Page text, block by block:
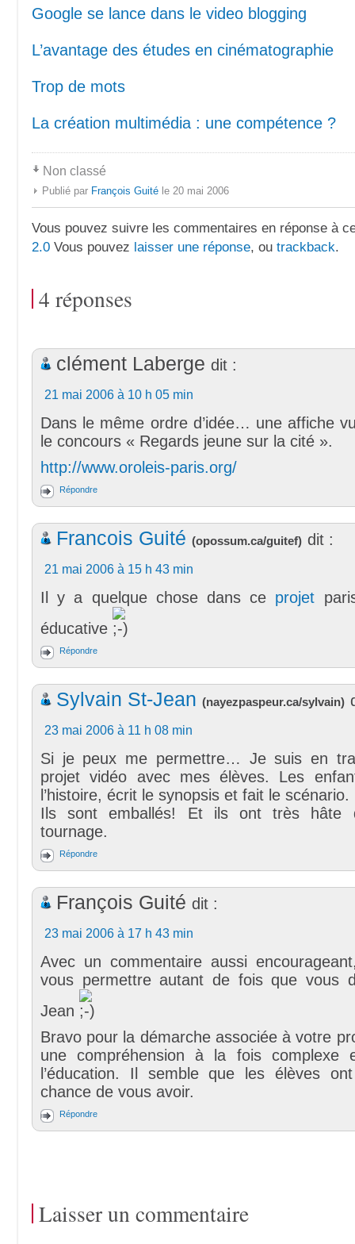
Google se lance dans le video blogging
L’avantage des études en cinématographie
Trop de mots
La création multimédia : une compétence ?
Non classé
Publié par François Guité le 20 mai 2006
Vous pouvez suivre les commentaires en réponse à
2.0 Vous pouvez laisser une réponse, ou trackback.
4 réponses
clément Laberge dit :
21 mai 2006 à 10 h 05 min
Dans le même ordre d’idée… une affiche
le concours « Regards jeune sur la cité ».
http://www.oroleis-paris.org/
Répondre
Francois Guité (opossum.ca/guitef) dit :
21 mai 2006 à 15 h 43 min
Il y a quelque chose dans ce projet
éducative
Répondre
Sylvain St-Jean (nayezpaspeur.ca/sylvain)
23 mai 2006 à 11 h 08 min
Si je peux me permettre… Je suis en
projet vidéo avec mes élèves. Les
l’histoire, écrit le synopsis et fait le scénario.
Ils sont emballés! Et ils ont très hâte
tournage.
Répondre
François Guité dit :
23 mai 2006 à 17 h 43 min
Avec un commentaire aussi
vous permettre autant de fois que vous
Jean
Bravo pour la démarche associée à votre
une compréhension à la fois complexe
l’éducation. Il semble que les élèves
chance de vous avoir.
Répondre
Laisser un commentaire